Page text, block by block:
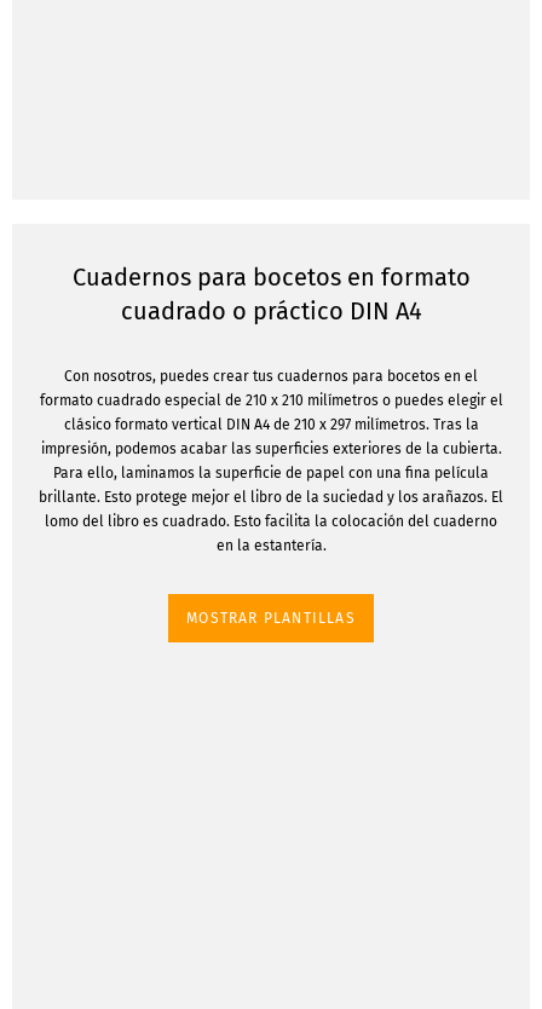
Cuadernos para bocetos en formato
cuadrado o práctico DIN A4
Con nosotros, puedes crear tus cuadernos para bocetos en el
formato cuadrado especial de 210 x 210 milímetros o puedes elegir el
clásico formato vertical DIN A4 de 210 x 297 milímetros. Tras la
impresión, podemos acabar las superficies exteriores de la cubierta.
Para ello, laminamos la superficie de papel con una fina película
brillante. Esto protege mejor el libro de la suciedad y los arañazos. El
lomo del libro es cuadrado. Esto facilita la colocación del cuaderno
en la estantería.
MOSTRAR PLANTILLAS